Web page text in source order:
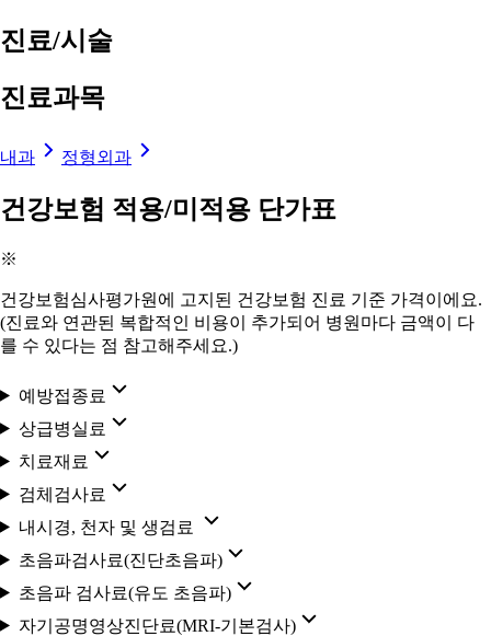
진료/시술
진료과목
내과 정형외과
건강보험 적용/미적용 단가표
※
건강보험심사평가원에 고지된 건강보험 진료 기준 가격이에요.
(진료와 연관된 복합적인 비용이 추가되어 병원마다 금액이 다
를 수 있다는 점 참고해주세요.)
예방접종료
상급병실료
치료재료
검체검사료
내시경, 천자 및 생검료
초음파검사료(진단초음파)
초음파 검사료(유도 초음파)
자기공명영상진단료(MRI-기본검사)